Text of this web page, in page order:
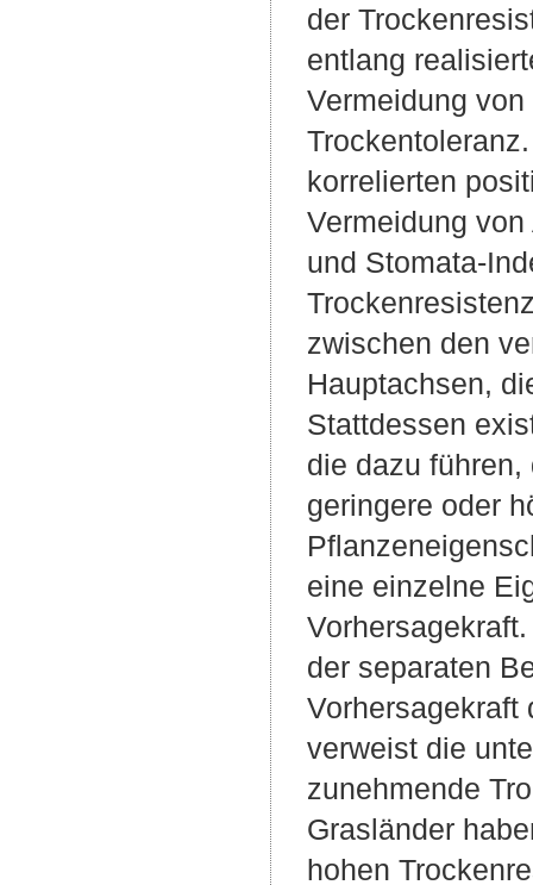
der
entlang
Vermeidung
korrelierten
Vermeidung
und Stomata-
zwischen den
Hauptachsen,
Stattdessen
die dazu
geringere oder
eine einzelne
der separaten
Vorhersagekraft
verweist die
zunehmende
Grasländer
hohen